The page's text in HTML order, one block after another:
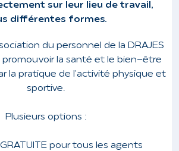
sur leur lieu de travail,
différentes formes.
du personnel de la DRAJES
promouvoir la santé et le bien-être
la pratique de l'activité physique et
sportive.
Plusieurs options :
GRATUITE pour tous les agents